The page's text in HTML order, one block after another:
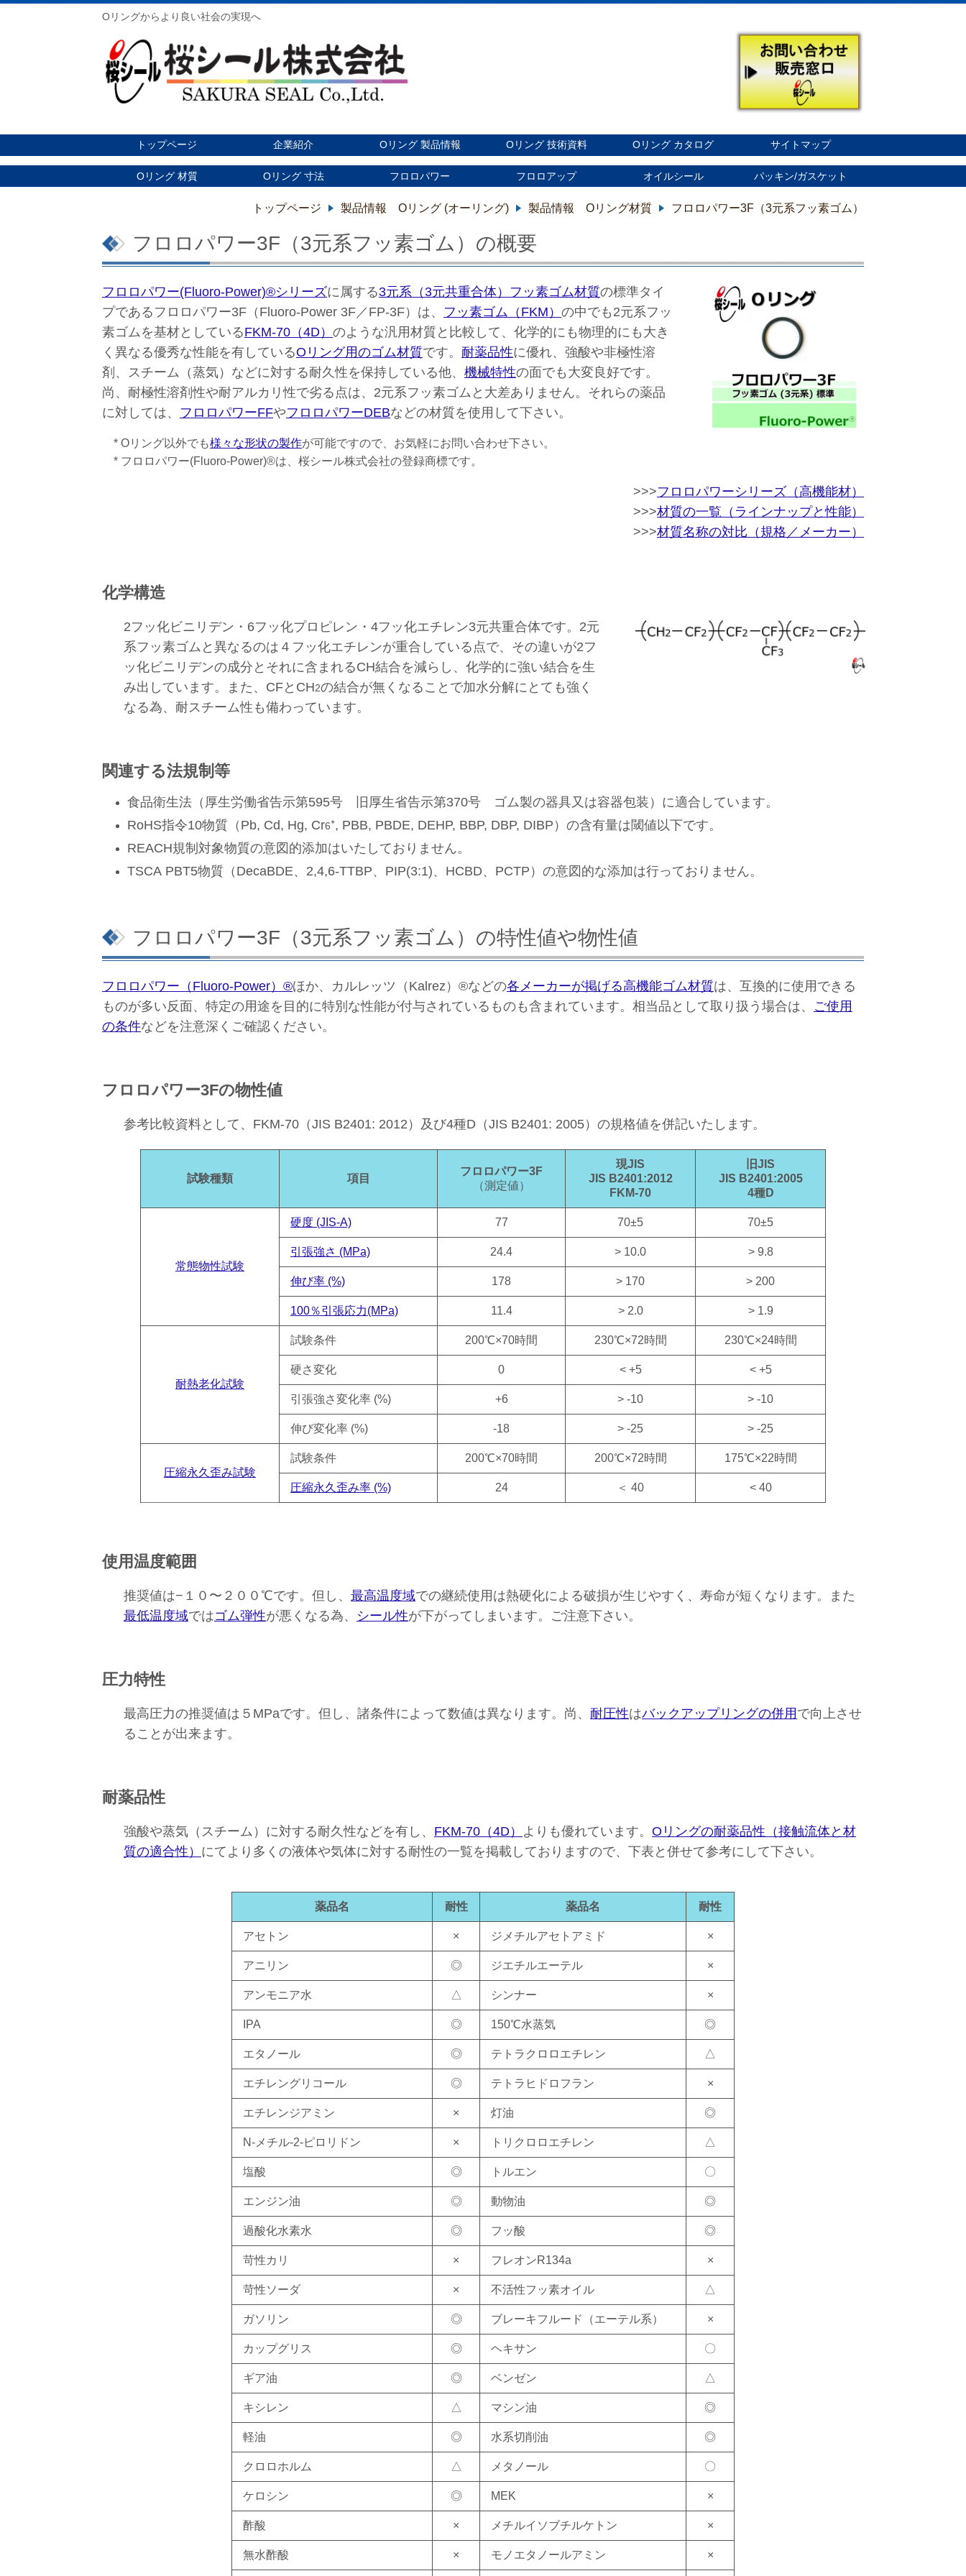
Oリングからより良い社会の実現へ
トップページ 企業紹介 Oリング 製品情報 Oリング 技術資料 Oリング カタログ サイトマップ
Oリング 材質 Oリング 寸法 フロロパワー フロロアップ オイルシール パッキン/ガスケット
トップページ 製品情報 Oリング (オーリング) 製品情報 Oリング材質 フロロパワー3F（3元系フッ素ゴム）
フロロパワー3F（3元系フッ素ゴム）の概要
フロロパワー(Fluoro-Power)®シリーズに属する3元系（3元共重合体）フッ素ゴム材質の標準タイ
プであるフロロパワー3F（Fluoro-Power 3F／FP-3F）は、 フッ素ゴム（FKM） の中でも2元系フッ
素ゴムを基材としているFKM-70（4D） のような汎用材質と比較して、化学的にも物理的にも大き
く異なる優秀な性能を有しているOリング用のゴム材質です。 耐薬品性に優れ、強酸や非極性溶
剤、スチーム（蒸気）などに対する耐久性を保持している他、 機械特性の面でも大変良好です。
尚、耐極性溶剤性や耐アルカリ性で劣る点は、2元系フッ素ゴムと大差ありません。それらの薬品
に対しては、 フロロパワーFFやフロロパワーDEBなどの材質を使用して下さい。
* Oリング以外でも様々な形状の製作が可能ですので、お気軽にお問い合わせ下さい。
* フロロパワー(Fluoro-Power)®は、桜シール株式会社の登録商標です。
>>>フロロパワーシリーズ（高機能材）
>>>材質の一覧（ラインナップと性能）
>>>材質名称の対比（規格／メーカー）
化学構造
2フッ化ビニリデン・6フッ化プロピレン・4フッ化エチレン3元共重合体です。2元
系フッ素ゴムと異なるのは４フッ化エチレンが重合している点で、その違いが2フ
ッ化ビニリデンの成分とそれに含まれるCH結合を減らし、化学的に強い結合を生
み出しています。また、CFとCH2の結合が無くなることで加水分解にとても強く
なる為、耐スチーム性も備わっています。
関連する法規制等
食品衛生法（厚生労働省告示第595号 旧厚生省告示第370号 ゴム製の器具又は容器包装）に適合しています。
RoHS指令10物質（Pb, Cd, Hg, Cr6⁺, PBB, PBDE, DEHP, BBP, DBP, DIBP）の含有量は閾値以下です。
REACH規制対象物質の意図的添加はいたしておりません。
TSCA PBT5物質（DecaBDE、2,4,6-TTBP、PIP(3:1)、HCBD、PCTP）の意図的な添加は行っておりません。
フロロパワー3F（3元系フッ素ゴム）の特性値や物性値
フロロパワー（Fluoro-Power）®ほか、カルレッツ（Kalrez）®などの各メーカーが掲げる高機能ゴム材質は、互換的に使用できる
ものが多い反面、特定の用途を目的に特別な性能が付与されているものも含まれています。相当品として取り扱う場合は、 ご使用
の条件などを注意深くご確認ください。
フロロパワー3Fの物性値
参考比較資料として、FKM-70（JIS B2401: 2012）及び4種D（JIS B2401: 2005）の規格値を併記いたします。
試験種類 項目
フロロパワー3F
（測定値）
現JIS
JIS B2401:2012
FKM-70
旧JIS
JIS B2401:2005
4種D
常態物性試験
硬度 (JIS-A) 77 70±5 70±5
引張強さ (MPa) 24.4 > 10.0 > 9.8
伸び率 (%) 178 > 170 > 200
100％引張応力(MPa) 11.4 > 2.0 > 1.9
耐熱老化試験
試験条件 200℃×70時間 230℃×72時間 230℃×24時間
硬さ変化 0 < +5 < +5
引張強さ変化率 (%) +6 > -10 > -10
伸び変化率 (%) -18 > -25 > -25
圧縮永久歪み試験
試験条件 200℃×70時間 200℃×72時間 175℃×22時間
圧縮永久歪み率 (%) 24 ＜ 40 < 40
使用温度範囲
推奨値は−１０〜２００℃です。但し、 最高温度域での継続使用は熱硬化による破損が生じやすく、寿命が短くなります。また
最低温度域ではゴム弾性が悪くなる為、 シール性が下がってしまいます。ご注意下さい。
圧力特性
最高圧力の推奨値は５MPaです。但し、諸条件によって数値は異なります。尚、 耐圧性はバックアップリングの併用 で向上させ
ることが出来ます。
耐薬品性
強酸や蒸気（スチーム）に対する耐久性などを有し、 FKM-70（4D） よりも優れています。 Oリングの耐薬品性（接触流体と材
質の適合性） にてより多くの液体や気体に対する耐性の一覧を掲載しておりますので、下表と併せて参考にして下さい。
薬品名 耐性 薬品名 耐性
アセトン × ジメチルアセトアミド ×
アニリン ◎ ジエチルエーテル ×
アンモニア水 △ シンナー ×
IPA ◎ 150℃水蒸気 ◎
エタノール ◎ テトラクロロエチレン △
エチレングリコール ◎ テトラヒドロフラン ×
エチレンジアミン × 灯油 ◎
N-メチル-2-ピロリドン × トリクロロエチレン △
塩酸 ◎ トルエン 〇
エンジン油 ◎ 動物油 ◎
過酸化水素水 ◎ フッ酸 ◎
苛性カリ × フレオンR134a ×
苛性ソーダ × 不活性フッ素オイル △
ガソリン ◎ ブレーキフルード（エーテル系） ×
カップグリス ◎ ヘキサン 〇
ギア油 ◎ ベンゼン △
キシレン △ マシン油 ◎
軽油 ◎ 水系切削油 ◎
クロロホルム △ メタノール 〇
ケロシン ◎ MEK ×
酢酸 × メチルイソブチルケトン ×
無水酢酸 × モノエタノールアミン ×